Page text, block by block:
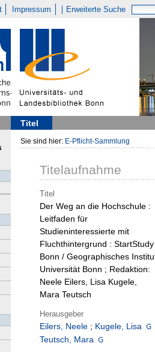
Impressum Erweiterte Suche
Titel
Sie sind hier: E-Pflicht-Sammlung
Titelaufnahme
Titel
Der Weg an die Hochschule :
Leitfaden für
Studieninteressierte mit
Fluchthintergrund : StartStudy
Bonn / Geographisches
Universität Bonn ; Redaktion:
Neele Eilers, Lisa Kugele,
Mara Teutsch
Herausgeber
Eilers, Neele ; Kugele, Lisa
Teutsch, Mara